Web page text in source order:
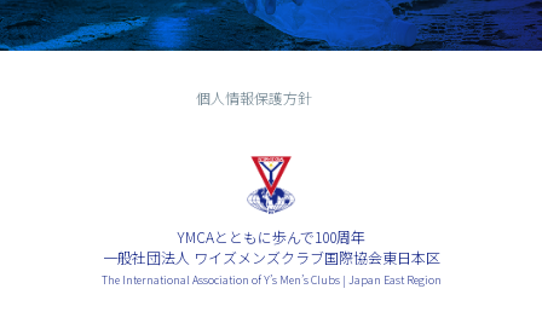
個人情報保護方針
YMCAとともに歩んで100周年
一般社団法人 ワイズメンズクラブ国際協会東日本区
The International Association of Y’s Men’s Clubs | Japan East Region